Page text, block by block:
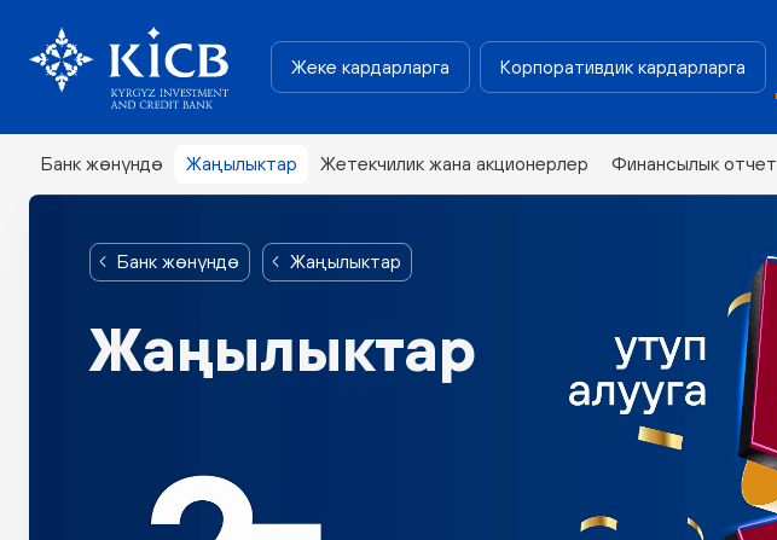
Жеке кардарларга Корпоративдик кардарларга
Банк жөнүндө Жаңылыктар Жетекчилик жана акционерлер Финансылык отчет
Банк жөнүндө Жаңылыктар
Жаңылыктар